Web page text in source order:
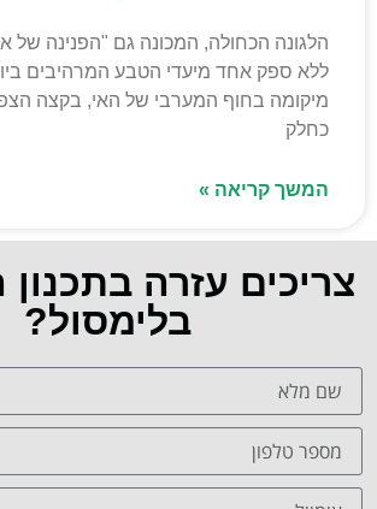
הלגונה הכחולה, המכונה גם "הפנינה של
ללא ספק אחד מיעדי הטבע המרהיבים
מיקומה בחוף המערבי של האי, בקצה
כחלק
המשך קריאה »
צריכים עזרה
בלימסול?